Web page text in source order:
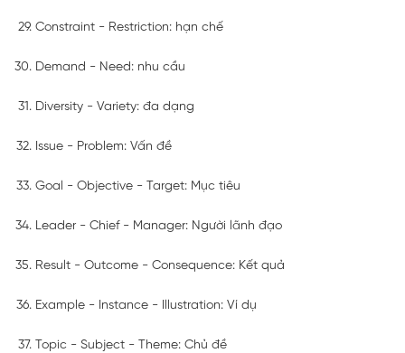
Constraint - Restriction: hạn chế
Demand - Need: nhu cầu
Diversity - Variety: đa dạng
Issue - Problem: Vấn đề
Goal - Objective - Target: Mục tiêu
Leader - Chief - Manager: Người lãnh đạo
Result - Outcome - Consequence: Kết quả
Example - Instance - Illustration: Ví dụ
Topic - Subject - Theme: Chủ đề